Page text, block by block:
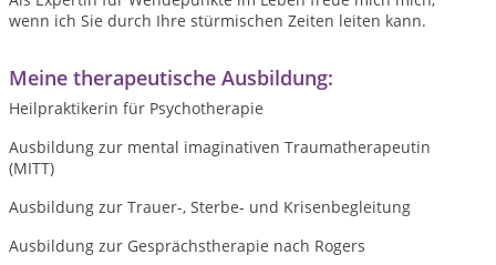
wenn ich Sie durch Ihre stürmischen Zeiten leiten kann.
Meine therapeutische Ausbildung:
Heilpraktikerin für Psychotherapie
Ausbildung zur mental imaginativen Traumatherapeutin
(MITT)
Ausbildung zur Trauer-, Sterbe- und Krisenbegleitung
Ausbildung zur Gesprächstherapie nach Rogers